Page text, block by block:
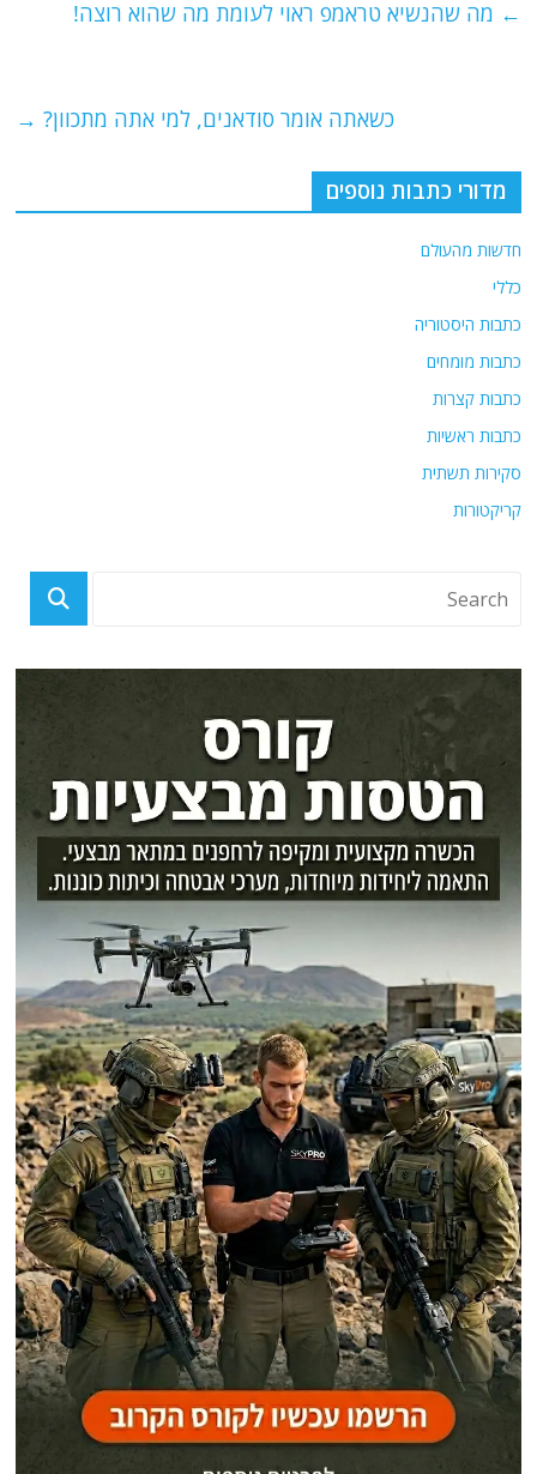
s
g
l
er
e
o
← מה שהנשיא טראמפ ראוי לעומת מה שהוא רוצה!
כשאתה אומר סודאנים, למי אתה מתכוון? →
מדורי כתבות נוספים
חדשות מהעולם
כללי
כתבות היסטוריה
כתבות מומחים
כתבות קצרות
כתבות ראשיות
סקירות תשתית
קריקטורות